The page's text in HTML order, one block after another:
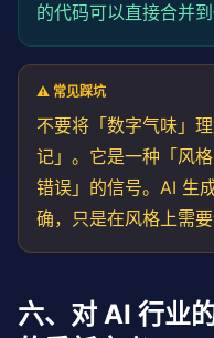
的代码可以直接合并到
⚠️ 常见踩坑
不要将「数字气味」
记」。它是一种「风
错误」的信号。AI 生
确，只是在风格上需
六、对 AI 行业